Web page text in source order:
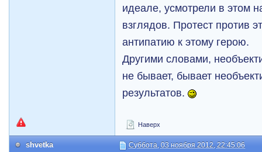
идеале, усмотрели в этом
взглядов. Протест против
антипатию к этому герою.
Другими словами,
не бывает, бывает
результатов.
Наверх
shvetka Суббота, 03 ноября 2012, 22:45:06